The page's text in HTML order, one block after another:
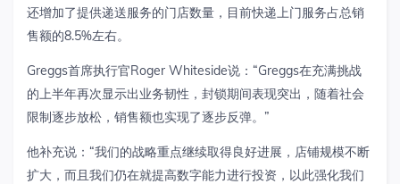
还增加了提供递送服务的门店数量，目前快递上门服务占总销
售额的8.5%左右。
Greggs首席执行官Roger Whiteside说：“Greggs在充满挑战
的上半年再次显示出业务韧性，封锁期间表现突出，随着社会
限制逐步放松，销售额也实现了逐步反弹。”
他补充说：“我们的战略重点继续取得良好进展，店铺规模不断
扩大，而且我们仍在就提高数字能力进行投资，以此强化我们